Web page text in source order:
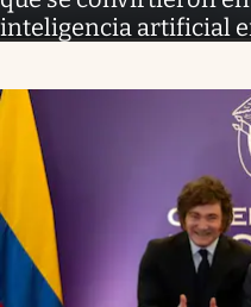
inteligencia artificial